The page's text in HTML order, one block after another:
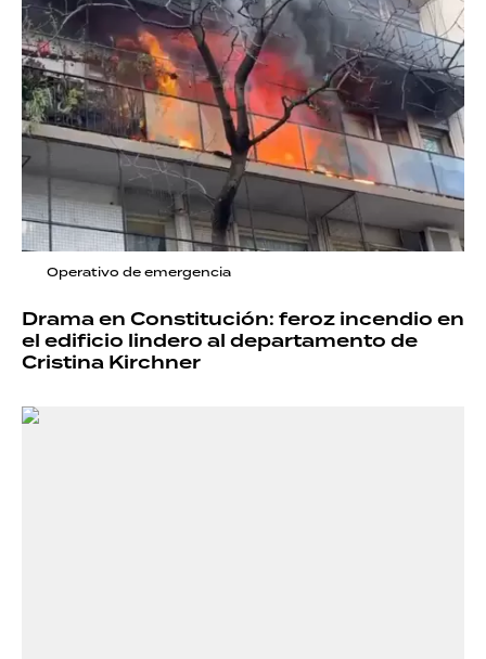
Operativo de emergencia
Drama en Constitución: feroz incendio en
el edificio lindero al departamento de
Cristina Kirchner